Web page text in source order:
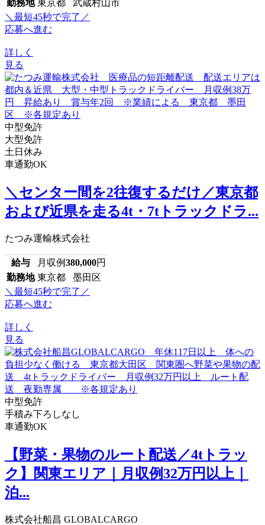
勤務地 東京都 武蔵村山市
＼最短45秒で完了／
応募へ進む
詳しく
見る
中型免許
大型免許
土日休み
車通勤OK
＼センター間を2往復するだけ／東京都
および近県を走る4t・7tトラックドラ...
たつみ運輸株式会社
給与 月収例380,000円
勤務地 東京都 墨田区
＼最短45秒で完了／
応募へ進む
詳しく
見る
中型免許
手積み下ろしなし
車通勤OK
【野菜・果物のルート配送／4tトラッ
ク】関東エリア｜月収例32万円以上｜
泊...
株式会社船昌 GLOBALCARGO